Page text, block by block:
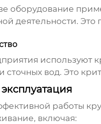
оборудование
деятельности.
используют
сточных вод. Это
работы
включая: